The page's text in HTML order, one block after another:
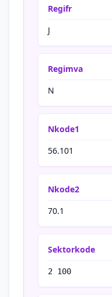
Regifr
J
Regimva
N
Nkode1
56.101
Nkode2
70.1
Sektorkode
2 100